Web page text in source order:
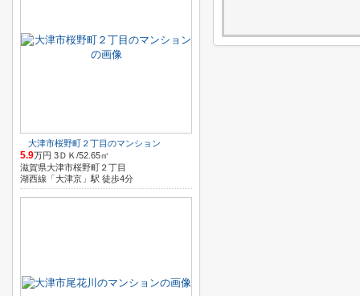
大津市桜野町２丁目のマンション
5.9万円 3ＤＫ/52.65㎡
滋賀県大津市桜野町２丁目
湖西線「大津京」駅 徒歩4分